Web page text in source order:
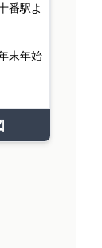
番駅よ
末年始